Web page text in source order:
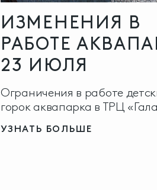
ИЗМЕНЕНИЯ В
РАБОТЕ
23 ИЮЛЯ
Ограничения в работе
горок аквапарка в ТРЦ
УЗНАТЬ БОЛЬШЕ